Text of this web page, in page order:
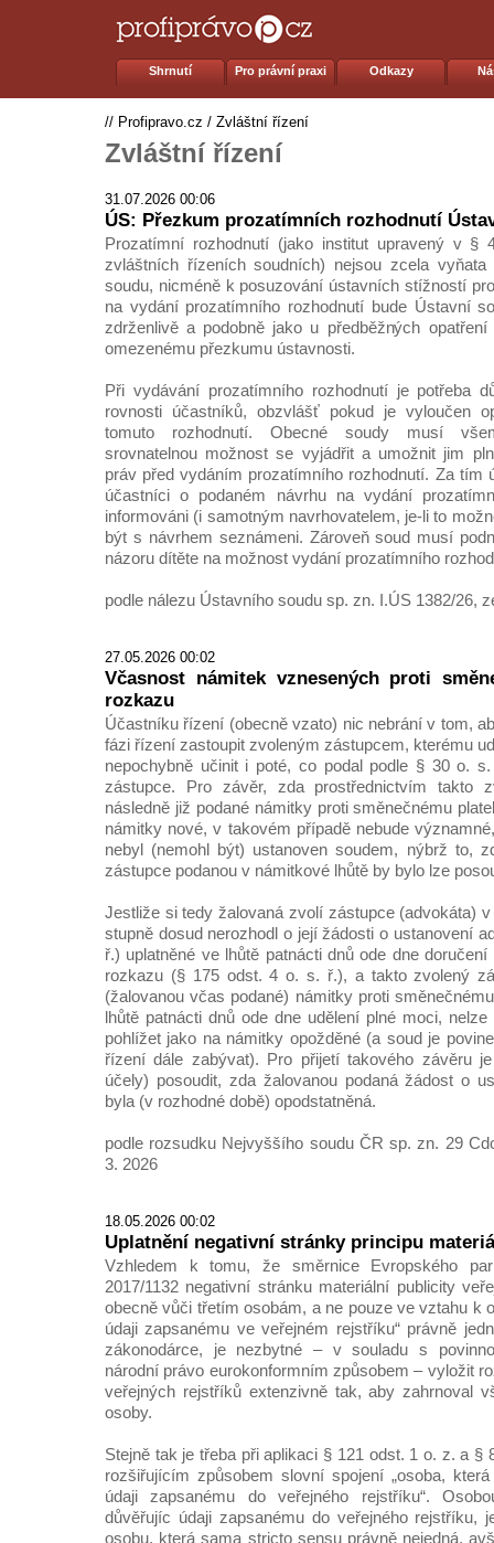
Shrnutí Pro právní praxi Odkazy
// Profipravo.cz / Zvláštní řízení
Zvláštní řízení
31.07.2026 00:06
ÚS: Přezkum prozatímních rozhodnutí
Prozatímní rozhodnutí (jako institut upravený v §
zvláštních řízeních soudních) nejsou zcela
soudu, nicméně k posuzování ústavních stížností
na vydání prozatímního rozhodnutí bude Ústavní
zdrženlivě a podobně jako u předběžných
omezenému přezkumu ústavnosti.
Při vydávání prozatímního rozhodnutí je potřeba
rovnosti účastníků, obzvlášť pokud je vyloučen
tomuto rozhodnutí. Obecné soudy musí
srovnatelnou možnost se vyjádřit a umožnit jim
práv před vydáním prozatímního rozhodnutí. Za tím
účastníci o podaném návrhu na vydání
informováni (i samotným navrhovatelem, je-li to
být s návrhem seznámeni. Zároveň soud musí
názoru dítěte na možnost vydání prozatímního
podle nálezu Ústavního soudu sp. zn. I.ÚS 1382/26,
27.05.2026 00:02
Včasnost námitek vznesených proti
rozkazu
Účastníku řízení (obecně vzato) nic nebrání v tom,
fázi řízení zastoupit zvoleným zástupcem, kterému
nepochybně učinit i poté, co podal podle § 30 o.
zástupce. Pro závěr, zda prostřednictvím takto
následně již podané námitky proti směnečnému
námitky nové, v takovém případě nebude
nebyl (nemohl být) ustanoven soudem, nýbrž to,
zástupce podanou v námitkové lhůtě by bylo lze
Jestliže si tedy žalovaná zvolí zástupce (advokáta)
stupně dosud nerozhodl o její žádosti o ustanovení
ř.) uplatněné ve lhůtě patnácti dnů ode dne
rozkazu (§ 175 odst. 4 o. s. ř.), a takto zvolený
(žalovanou včas podané) námitky proti
lhůtě patnácti dnů ode dne udělení plné moci,
pohlížet jako na námitky opožděné (a soud je
řízení dále zabývat). Pro přijetí takového závěru
účely) posoudit, zda žalovanou podaná žádost o
byla (v rozhodné době) opodstatněná.
podle rozsudku Nejvyššího soudu ČR sp. zn. 29
3. 2026
18.05.2026 00:02
Uplatnění negativní stránky principu
Vzhledem k tomu, že směrnice Evropského
2017/1132 negativní stránku materiální publicity
obecně vůči třetím osobám, a ne pouze ve vztahu k
údaji zapsanému ve veřejném rejstříku“ právně
zákonodárce, je nezbytné – v souladu s
národní právo eurokonformním způsobem – vyložit
veřejných rejstříků extenzivně tak, aby zahrnoval
osoby.
Stejně tak je třeba při aplikaci § 121 odst. 1 o. z. a §
rozšiřujícím způsobem slovní spojení „osoba,
údaji zapsanému do veřejného rejstříku“.
důvěřujíc údaji zapsanému do veřejného rejstříku,
osobu, která sama stricto sensu právně nejedná,